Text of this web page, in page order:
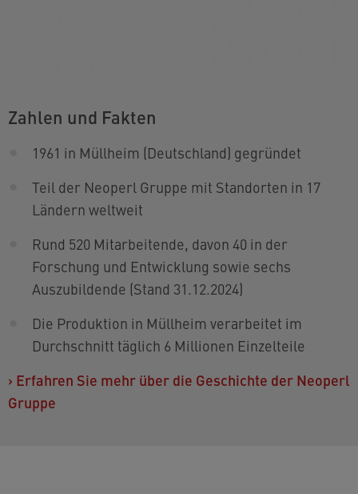
Zahlen und Fakten
1961 in Müllheim (Deutschland) gegründet
Teil der Neoperl Gruppe mit Standorten in 17
Ländern weltweit
Rund 520 Mitarbeitende, davon 40 in der
Forschung und Entwicklung sowie sechs
Auszubildende (Stand 31.12.2024)
Die Produktion in Müllheim verarbeitet im
Durchschnitt täglich 6 Millionen Einzelteile
› Erfahren Sie mehr über die Geschichte der Neoperl
Gruppe